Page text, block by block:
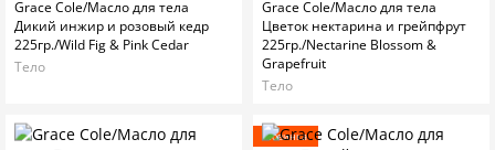
Grace Cole/Масло для тела
Дикий инжир и розовый кедр
225гр./Wild Fig & Pink Cedar
Тело
Grace Cole/Масло для тела
Цветок нектарина и грейпфрут
225гр./Nectarine Blossom &
Grapefruit
Тело
Новинка